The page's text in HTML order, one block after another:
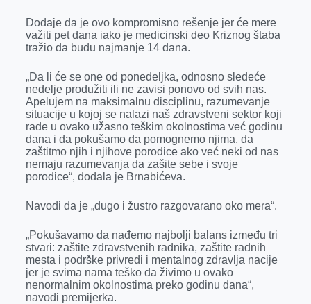
Dodaje da je ovo kompromisno rešenje jer će mere
važiti pet dana iako je medicinski deo Kriznog štaba
tražio da budu najmanje 14 dana.
„Da li će se one od ponedeljka, odnosno sledeće
nedelje produžiti ili ne zavisi ponovo od svih nas.
Apelujem na maksimalnu disciplinu, razumevanje
situacije u kojoj se nalazi naš zdravstveni sektor koji
rade u ovako užasno teškim okolnostima već godinu
dana i da pokušamo da pomognemo njima, da
zaštitmo njih i njihove porodice ako već neki od nas
nemaju razumevanja da zašite sebe i svoje
porodice“, dodala je Brnabićeva.
Navodi da je „dugo i žustro razgovarano oko mera“.
„Pokušavamo da nađemo najbolji balans između tri
stvari: zaštite zdravstvenih radnika, zaštite radnih
mesta i podrške privredi i mentalnog zdravlja nacije
jer je svima nama teško da živimo u ovako
nenormalnim okolnostima preko godinu dana“,
navodi premijerka.